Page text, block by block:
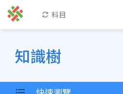
科目
知識樹